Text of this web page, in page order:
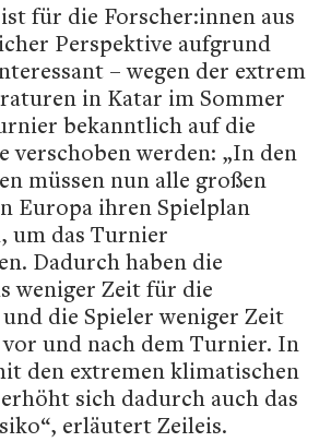
für die Forscher:innen aus
Perspektive aufgrund
– wegen der extrem
in Katar im Sommer
bekanntlich auf die
verschoben werden: „In den
müssen nun alle großen
Europa ihren Spielplan
um das Turnier
Dadurch haben die
weniger Zeit für die
die Spieler weniger Zeit
und nach dem Turnier. In
den extremen klimatischen
sich dadurch auch das
erläutert Zeileis.